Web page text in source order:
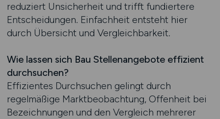
reduziert Unsicherheit und trifft fundiertere
Entscheidungen. Einfachheit entsteht hier
durch Übersicht und Vergleichbarkeit.
Wie lassen sich Bau Stellenangebote effizient
durchsuchen?
Effizientes Durchsuchen gelingt durch
regelmäßige Marktbeobachtung, Offenheit bei
Bezeichnungen und den Vergleich mehrerer